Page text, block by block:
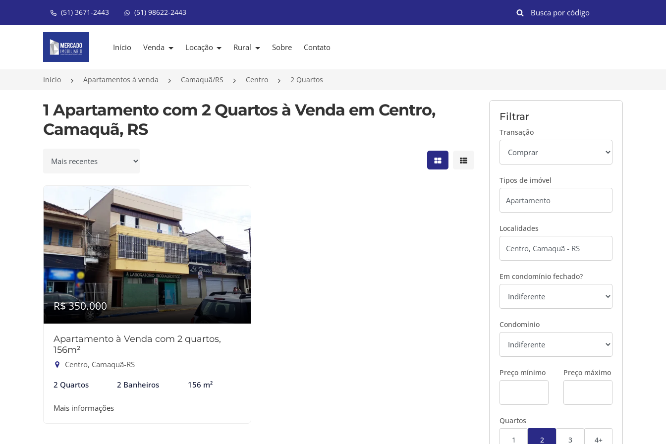
(51) 3671-2443 (51) 98622-2443
Página inicial
Início Venda Locação Rural Sobre Contato
Início Apartamentos à venda Camaquã/RS Centro 2 Quartos
1 Apartamento com 2 Quartos à Venda em Centro,
Camaquã, RS
Ordenar por Mostrar resultados em grade
Mostrar resultados em lista
R$ 350.000
Apartamento à Venda com 2 quartos,
156m²
Centro, Camaquã-RS
2 Quartos 2 Banheiros 156 m²
Mais informações
Filtrar
Transação
Tipos de imóvel
Localidades
Em condomínio fechado?
Condomínio
Preço mínimo Preço máximo
Quartos
1 2 3 4+